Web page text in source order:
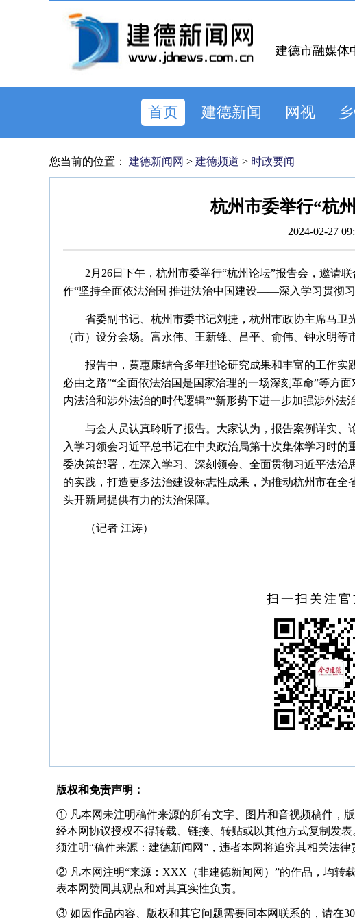
建德市融媒体
首页 建德新闻 网视
您当前的位置： 建德新闻网 > 建德频道 > 时政要闻
杭州市委举行“杭
2024-02-27
2月26日下午，杭州市委举行“杭州论坛”报告会，邀请
作“坚持全面依法治国 推进法治中国建设——深入学习贯彻习
省委副书记、杭州市委书记刘捷，杭州市政协主席马
（市）设分会场。富永伟、王新锋、吕平、俞伟、钟永明等
报告中，黄惠康结合多年理论研究成果和丰富的工作实
必由之路”“全面依法治国是国家治理的一场深刻革命”等方
内法治和涉外法治的时代逻辑”“新形势下进一步加强涉外法
与会人员认真聆听了报告。大家认为，报告案例详实
入学习领会习近平总书记在中央政治局第十次集体学习时
委决策部署，在深入学习、深刻领会、全面贯彻习近平法治
的实践，打造更多法治建设标志性成果，为推动杭州市在全
头开新局提供有力的法治保障。
（记者 江涛）
扫一扫关注官
版权和免责声明：
① 凡本网未注明稿件来源的所有文字、图片和音视频稿件，
经本网协议授权不得转载、链接、转贴或以其他方式复制发
须注明“稿件来源：建德新闻网”，违者本网将追究其相关法律
② 凡本网注明“来源：XXX（非建德新闻网）”的作品，均转
表本网赞同其观点和对其真实性负责。
③ 如因作品内容、版权和其它问题需要同本网联系的，请在30